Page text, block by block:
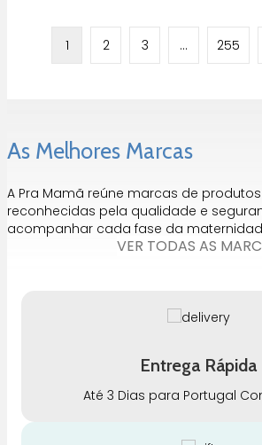
1 2 3 … 255
As Melhores Marcas
A Pra Mamã reúne marcas de
reconhecidas pela qualidade e
acompanhar cada fase da
VER TODAS AS
Entrega Rápida
Até 3 Dias para Portugal